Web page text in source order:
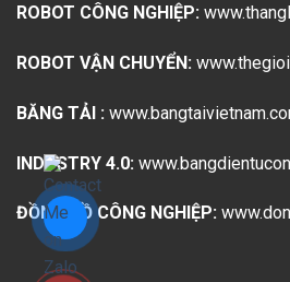
ROBOT CÔNG NGHIỆP:
ROBOT VẬN CHUYỂN:
BĂNG TẢI :
INDUSTRY 4.0:
ĐỒNG HỒ CÔNG NGHIỆP: